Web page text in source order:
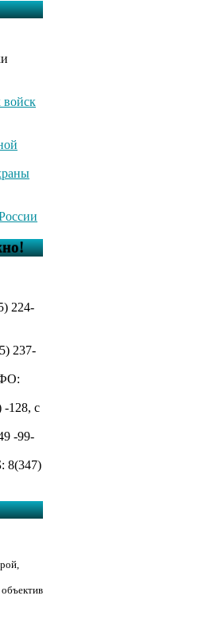
224-
237-
128, с
-99-
8(347)